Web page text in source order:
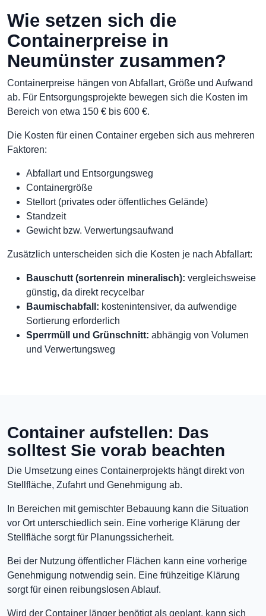
Wie setzen sich die
Containerpreise in
Neumünster zusammen?
Containerpreise hängen von Abfallart, Größe und Aufwand
ab. Für Entsorgungsprojekte bewegen sich die Kosten im
Bereich von etwa 150 € bis 600 €.
Die Kosten für einen Container ergeben sich aus mehreren
Faktoren:
Abfallart und Entsorgungsweg
Containergröße
Stellort (privates oder öffentliches Gelände)
Standzeit
Gewicht bzw. Verwertungsaufwand
Zusätzlich unterscheiden sich die Kosten je nach Abfallart:
Bauschutt (sortenrein mineralisch): vergleichsweise
günstig, da direkt recycelbar
Baumischabfall: kostenintensiver, da aufwendige
Sortierung erforderlich
Sperrmüll und Grünschnitt: abhängig von Volumen
und Verwertungsweg
Container aufstellen: Das
solltest Sie vorab beachten
Die Umsetzung eines Containerprojekts hängt direkt von
Stellfläche, Zufahrt und Genehmigung ab.
In Bereichen mit gemischter Bebauung kann die Situation
vor Ort unterschiedlich sein. Eine vorherige Klärung der
Stellfläche sorgt für Planungssicherheit.
Bei der Nutzung öffentlicher Flächen kann eine vorherige
Genehmigung notwendig sein. Eine frühzeitige Klärung
sorgt für einen reibungslosen Ablauf.
Wird der Container länger benötigt als geplant, kann sich